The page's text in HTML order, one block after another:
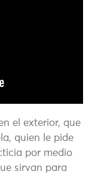
el exterior, que
quien le pide
por medio
sirvan para